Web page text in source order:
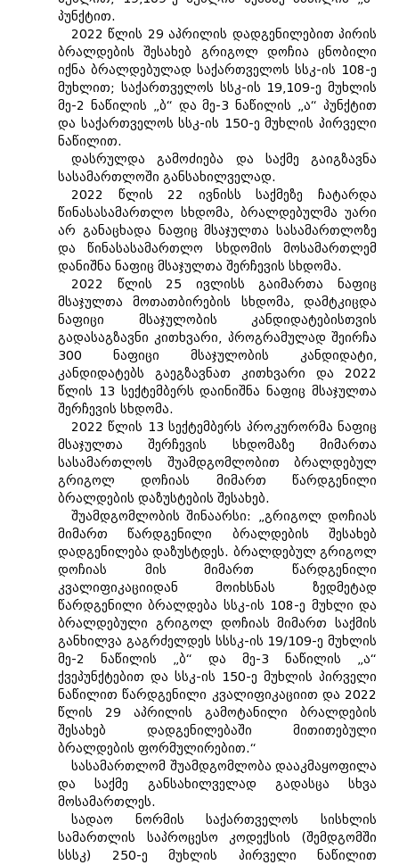
პუნქტით.
2022 წლის 29 აპრილის დადგენილებით პირის
ბრალდების შესახებ გრიგოლ დოჩია ცნობილი
იქნა ბრალდებულად საქართველოს სსკ-ის 108-ე
მუხლით; საქართველოს სსკ-ის 19,109-ე მუხლის
მე-2 ნაწილის „ბ“ და მე-3 ნაწილის „ა“ პუნქტით
და საქართველოს სსკ-ის 150-ე მუხლის პირველი
ნაწილით.
დასრულდა გამოძიება და საქმე გაიგზავნა
სასამართლოში განსახილველად.
2022 წლის 22 ივნისს საქმეზე ჩატარდა
წინასასამართლო სხდომა, ბრალდებულმა უარი
არ განაცხადა ნაფიც მსაჯულთა სასამართლოზე
და წინასასამართლო სხდომის მოსამართლემ
დანიშნა ნაფიც მსაჯულთა შერჩევის სხდომა.
2022 წლის 25 ივლისს გაიმართა ნაფიც
მსაჯულთა მოთათბირების სხდომა, დამტკიცდა
ნაფიცი მსაჯულობის კანდიდატებისთვის
გადასაგზავნი კითხვარი, პროგრამულად შეირჩა
300 ნაფიცი მსაჯულობის კანდიდატი,
კანდიდატებს გაეგზავნათ კითხვარი და 2022
წლის 13 სექტემბერს დაინიშნა ნაფიც მსაჯულთა
შერჩევის სხდომა.
2022 წლის 13 სექტემბერს პროკურორმა ნაფიც
მსაჯულთა შერჩევის სხდომაზე მიმართა
სასამართლოს შუამდგომლობით ბრალდებულ
გრიგოლ დოჩიას მიმართ წარდგენილი
ბრალდების დაზუსტების შესახებ.
შუამდგომლობის შინაარსი: „გრიგოლ დოჩიას
მიმართ წარდგენილი ბრალდების შესახებ
დადგენილება დაზუსტდეს. ბრალდებულ გრიგოლ
დოჩიას მის მიმართ წარდგენილი
კვალიფიკაციიდან მოიხსნას ზედმეტად
წარდგენილი ბრალდება სსკ-ის 108-ე მუხლი და
ბრალდებული გრიგოლ დოჩიას მიმართ საქმის
განხილვა გაგრძელდეს სსსკ-ის 19/109-ე მუხლის
მე-2 ნაწილის „ბ“ და მე-3 ნაწილის „ა“
ქვეპუნქტებით და სსკ-ის 150-ე მუხლის პირველი
ნაწილით წარდგენილი კვალიფიკაციით და 2022
წლის 29 აპრილის გამოტანილი ბრალდების
შესახებ დადგენილებაში მითითებული
ბრალდების ფორმულირებით.“
სასამართლომ შუამდგომლობა დააკმაყოფილა
და საქმე განსახილველად გადასცა სხვა
მოსამართლეს.
სადაო ნორმის საქართველოს სისხლის
სამართლის საპროცესო კოდექსის (შემდგომში
სსსკ) 250-ე მუხლის პირველი ნაწილით